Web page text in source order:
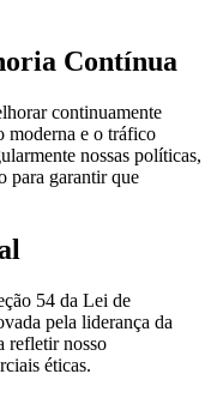
Contínua
continuamente
moderna e o tráfico
nossas políticas,
para garantir que
54 da Lei de
pela liderança da
refletir nosso
éticas.